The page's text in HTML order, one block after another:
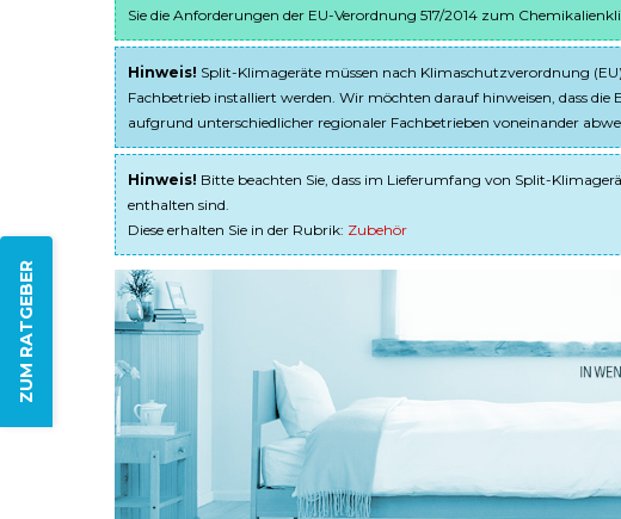
ZUM RATGEBER
Sie die Anforderungen der EU-Verordnung 517/2014 zum
Hinweis! Split-Klimageräte müssen nach Klimaschutzverordnung
Fachbetrieb installiert werden. Wir möchten darauf hinweisen, dass die
aufgrund unterschiedlicher regionaler Fachbetrieben voneinander
Hinweis! Bitte beachten Sie, dass im Lieferumfang von Split-
enthalten sind.
Diese erhalten Sie in der Rubrik: Zubehör